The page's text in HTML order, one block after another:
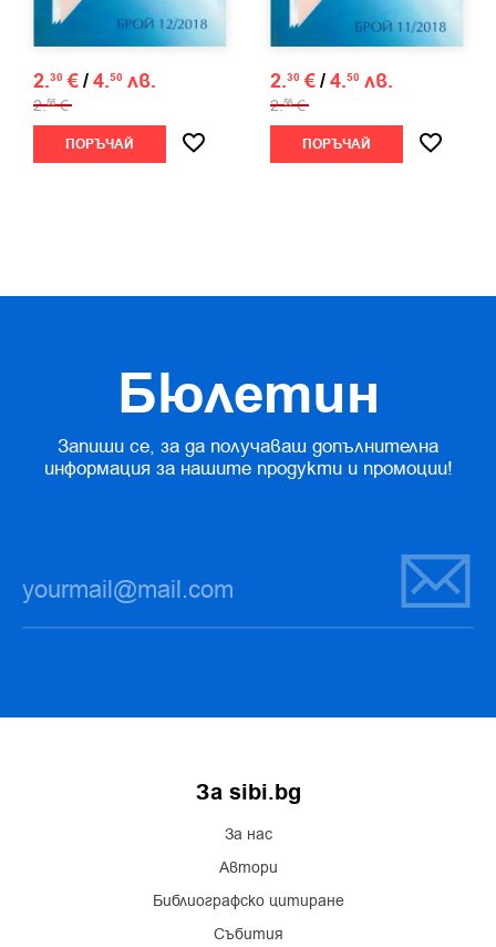
2.30 €/4.50 лв.
2.56 €
ПОРЪЧАЙ
2.30 €/4.50 лв.
2.56 €
ПОРЪЧАЙ
Бюлетин
Запиши се, за да получаваш допълнителна
информация за нашите продукти и промоции!
За sibi.bg
За нас
Автори
Библиографско цитиране
Събития